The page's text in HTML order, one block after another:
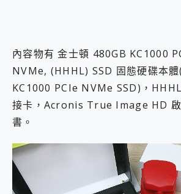
內容物有 金士頓 480GB KC1000
NVMe, (HHHL) SSD 固態硬碟本
KC1000 PCIe NVMe SSD)，
接卡，Acronis True Image HD 啟
書。